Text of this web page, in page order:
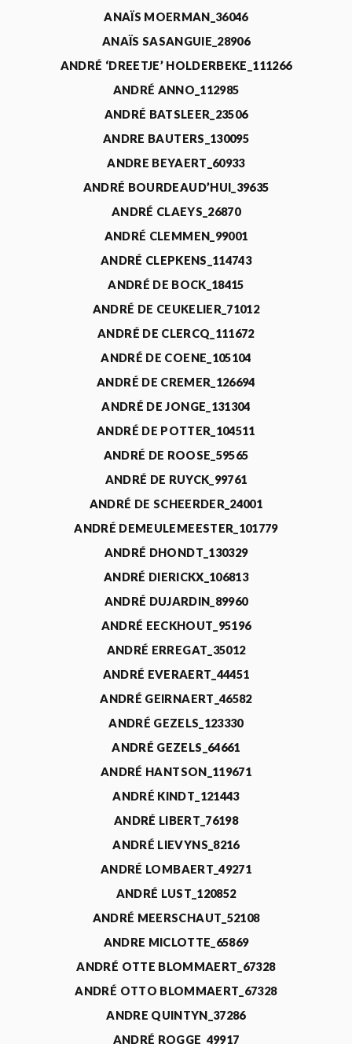
ANAÏS MOERMAN_36046
ANAÏS SASANGUIE_28906
ANDRÉ ‘DREETJE’ HOLDERBEKE_111266
ANDRÉ ANNO_112985
ANDRÉ BATSLEER_23506
ANDRE BAUTERS_130095
ANDRE BEYAERT_60933
ANDRÉ BOURDEAUD’HUI_39635
ANDRÉ CLAEYS_26870
ANDRÉ CLEMMEN_99001
ANDRÉ CLEPKENS_114743
ANDRÉ DE BOCK_18415
ANDRÉ DE CEUKELIER_71012
ANDRÉ DE CLERCQ_111672
ANDRÉ DE COENE_105104
ANDRÉ DE CREMER_126694
ANDRÉ DE JONGE_131304
ANDRÉ DE POTTER_104511
ANDRÉ DE ROOSE_59565
ANDRÉ DE RUYCK_99761
ANDRÉ DE SCHEERDER_24001
ANDRÉ DEMEULEMEESTER_101779
ANDRÉ DHONDT_130329
ANDRÉ DIERICKX_106813
ANDRÉ DUJARDIN_89960
ANDRÉ EECKHOUT_95196
ANDRÉ ERREGAT_35012
ANDRÉ EVERAERT_44451
ANDRÉ GEIRNAERT_46582
ANDRÉ GEZELS_123330
ANDRÉ GEZELS_64661
ANDRÉ HANTSON_119671
ANDRÉ KINDT_121443
ANDRÉ LIBERT_76198
ANDRÉ LIEVYNS_8216
ANDRÉ LOMBAERT_49271
ANDRÉ LUST_120852
ANDRÉ MEERSCHAUT_52108
ANDRE MICLOTTE_65869
ANDRÉ OTTE BLOMMAERT_67328
ANDRÉ OTTO BLOMMAERT_67328
ANDRE QUINTYN_37286
ANDRÉ ROGGE_49917